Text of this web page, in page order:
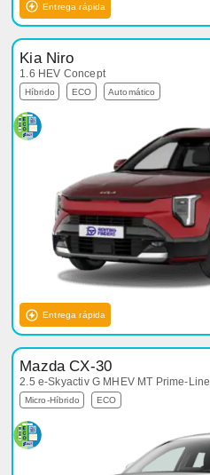
Entrega rápida
Kia Niro
1.6 HEV Concept
Híbrido ECO Automático
Entrega rápida
Mazda CX-30
2.5 e-Skyactiv G MHEV MT Prime-Line
Micro-Híbrido ECO